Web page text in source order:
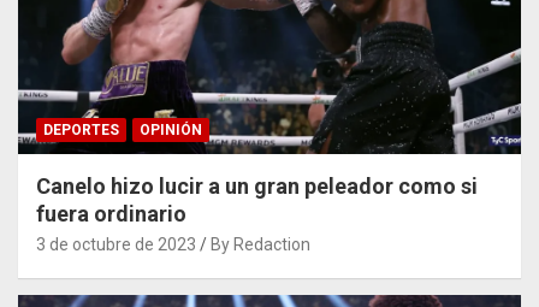
DEPORTES OPINIÓN
Canelo hizo lucir a un gran peleador como si
fuera ordinario
3 de octubre de 2023 By Redaction